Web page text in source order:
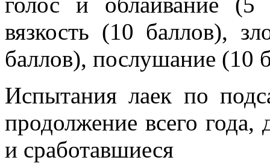
вязкость (10 баллов),
баллов), послушание (10
Испытания лаек по
продолжение всего
и сработавшиеся